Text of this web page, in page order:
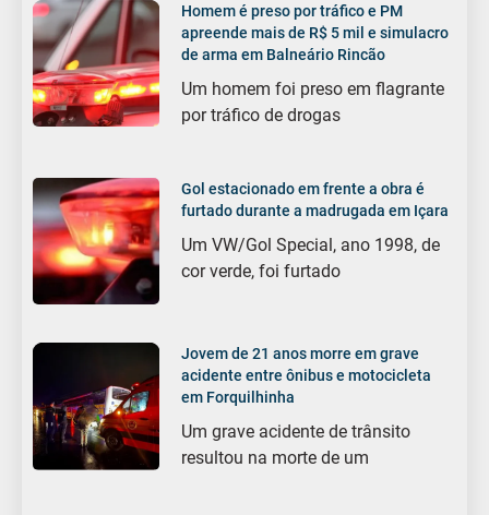
Homem é preso por tráfico e PM
apreende mais de R$ 5 mil e simulacro
de arma em Balneário Rincão
Um homem foi preso em flagrante
por tráfico de drogas
Gol estacionado em frente a obra é
furtado durante a madrugada em Içara
Um VW/Gol Special, ano 1998, de
cor verde, foi furtado
Jovem de 21 anos morre em grave
acidente entre ônibus e motocicleta
em Forquilhinha
Um grave acidente de trânsito
resultou na morte de um